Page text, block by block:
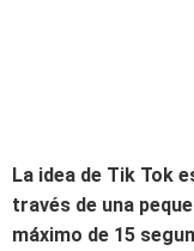
La idea de Tik Tok
través de una
máximo de 15